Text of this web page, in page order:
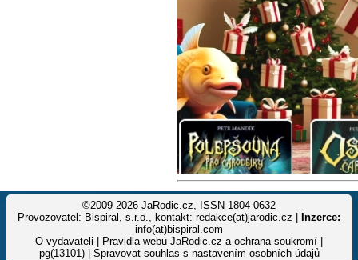
©2009-2026 JaRodic.cz, ISSN 1804-0632
Provozovatel: Bispiral, s.r.o., kontakt: redakce(at)jarodic.cz |
Inzerce:
info(at)bispiral.com
O vydavateli
Pravidla webu JaRodic.cz a ochrana soukromí
pg(13101) | Spravovat souhlas s nastavením osobních údajů